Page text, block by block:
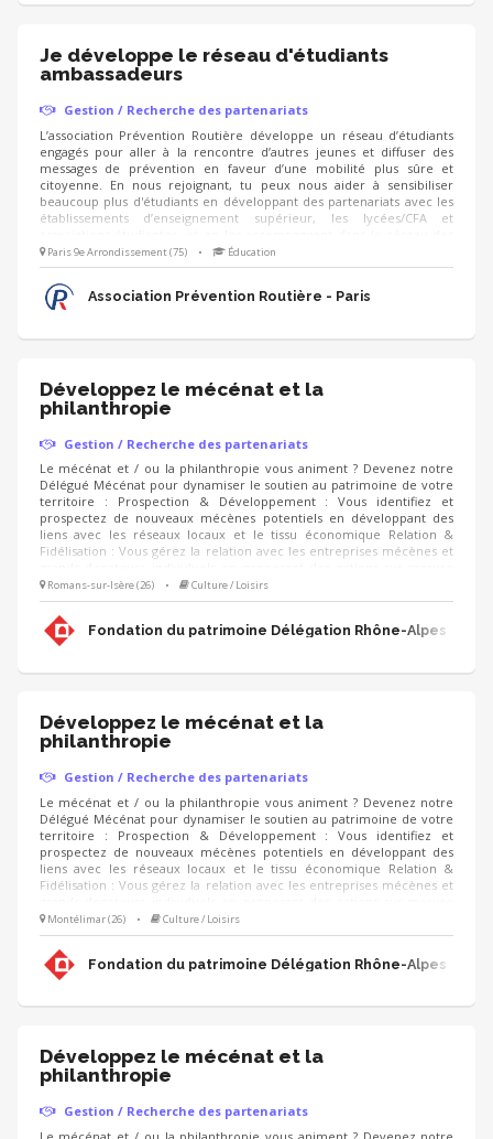
Je développe le réseau d'étudiants
ambassadeurs
Gestion / Recherche des partenariats
L’association Prévention Routière développe un réseau d’étudiants
engagés pour aller à la rencontre d’autres jeunes et diffuser des
messages de prévention en faveur d’une mobilité plus sûre et
citoyenne. En nous rejoignant, tu peux nous aider à sensibiliser
beaucoup plus d'étudiants en développant des partenariats avec les
établissements d’enseignement supérieur, les lycées/CFA et
étudiants ambassadeurs ! - identification d'établissements et réseaux
associatifs - prise de contact, présentation et mise en lien avec
l'équipe de permanents - organisation d’ateliers découverte auprès
des étudiants - aide au montage d'actions
Paris 9e Arrondissement (75) • Éducation
Association Prévention Routière - Paris
Développez le mécénat et la
philanthropie
Gestion / Recherche des partenariats
Le mécénat et / ou la philanthropie vous animent ? Devenez notre
Délégué Mécénat pour dynamiser le soutien au patrimoine de votre
territoire : Prospection & Développement : Vous identifiez et
prospectez de nouveaux mécènes potentiels en développant des
liens avec les réseaux locaux et le tissu économique Relation &
Fidélisation : Vous gérez la relation avec les entreprises mécènes et
(visites privées, événements, rencontres, animation du club de
mécènes). Accompagnement de projets : Vous proposez aux
mécènes les projets de sauvegarde du patrimoine à soutenir et
déployez les campagnes d'appels aux dons (IFI, Noël).
Romans-sur-Isère (26) • Culture / Loisirs
Fondation du patrimoine Délégation Rhône-Alpes
Développez le mécénat et la
philanthropie
Gestion / Recherche des partenariats
Le mécénat et / ou la philanthropie vous animent ? Devenez notre
Délégué Mécénat pour dynamiser le soutien au patrimoine de votre
territoire : Prospection & Développement : Vous identifiez et
prospectez de nouveaux mécènes potentiels en développant des
liens avec les réseaux locaux et le tissu économique Relation &
Fidélisation : Vous gérez la relation avec les entreprises mécènes et
(visites privées, événements, rencontres, animation du club de
mécènes). Accompagnement de projets : Vous proposez aux
mécènes les projets de sauvegarde du patrimoine à soutenir et
déployez les campagnes d'appels aux dons (IFI, Noël).
Montélimar (26) • Culture / Loisirs
Fondation du patrimoine Délégation Rhône-Alpes
Développez le mécénat et la
philanthropie
Gestion / Recherche des partenariats